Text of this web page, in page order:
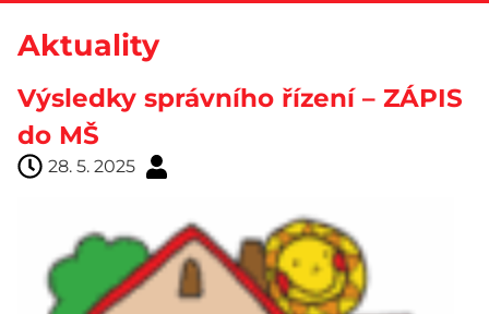
Aktuality
Výsledky správního řízení – ZÁPIS
do MŠ
28. 5. 2025